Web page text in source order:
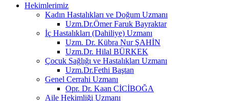
Hekimlerimiz
Kadın Hastalıkları ve Doğum Uzmanı
Uzm.Dr.Ömer Faruk Bayraktar
İç Hastalıkları (Dahiliye) Uzmanı
Uzm. Dr. Kübra Nur ŞAHİN
Uzm.Dr. Hilal BÜRKEK
Çocuk Sağlığı ve Hastalıkları Uzmanı
Uzm.Dr.Fethi Baştan
Genel Cerrahi Uzmanı
Opr. Dr. Kaan CİCİBOĞA
Aile Hekimliği Uzmanı